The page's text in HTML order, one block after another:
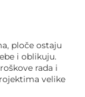
ploče ostaju
i oblikuju.
rada i
velike